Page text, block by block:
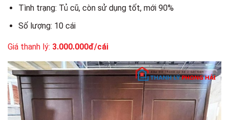
Tình trạng: Tủ cũ, còn sử dụng tốt, mới 90%
Số lượng: 10 cái
Giá thanh lý: 3.000.000đ/cái